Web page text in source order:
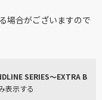
場合がございますので
SERIES～EXTRA B
表示する